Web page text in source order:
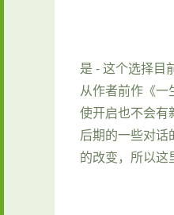
是 - 这个选择目
从作者前作《一
使开启也不会有
后期的一些对话
的改变，所以这